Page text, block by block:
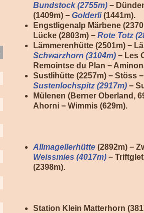
Bundstock (2755m) −
(1409m) − Golderli(1441m).
Engstligenalp Märbene
Lücke (2803m) − Rote Totz
Lämmerenhütte (2501m) −
Schwarzhorn (3104m) − Les
Remointse du Plan −
Sustlihütte (2257m) − Stöss
Sustenlochspitz (2917m) −
Mülenen (Berner Oberland,
Ahorni − Wimmis (629m).
Allmagellerhütte (2892m) −
Weissmies (4017m) −
(2398m).
Station Klein Matterhorn